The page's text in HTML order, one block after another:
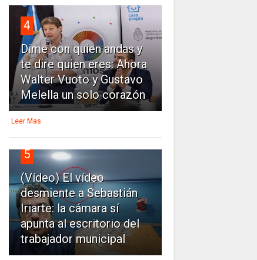
4
Dime con quien andas y
te dire quien eres: Ahora
Walter Vuoto y Gustavo
Melella un solo corazón
Leer Mas
5
(Vídeo) El vídeo
desmiente a Sebastián
Iriarte: la cámara sí
apunta al escritorio del
trabajador municipal